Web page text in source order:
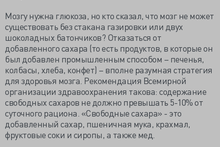
Мозгу нужна глюкоза, но кто сказал, что мозг не может
существовать без стакана газировки или двух
шоколадных батончиков? Отказаться от
добавленного сахара (то есть продуктов, в которые он
был добавлен промышленным способом – печенья,
колбасы, хлеба, конфет) – вполне разумная стратегия
для здоровья мозга. Рекомендация Всемирной
организации здравоохранения такова: содержание
свободных сахаров не должно превышать 5-10% от
суточного рациона. «Свободные сахара» - это
добавленный сахар, пшеничная мука, крахмал,
фруктовые соки и сиропы, а также мед.